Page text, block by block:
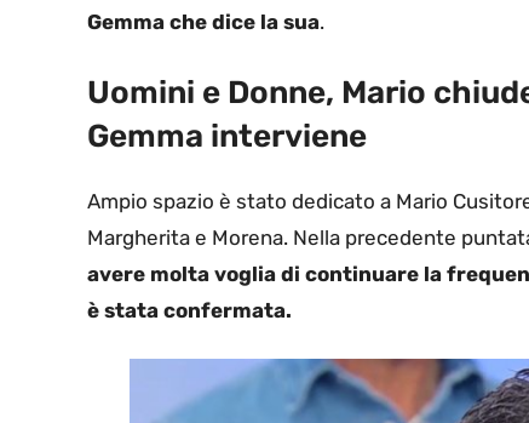
Gemma che dice la sua.
Uomini e Donne, Mario
Gemma interviene
Ampio spazio è stato dedicato a Mario
Margherita e Morena. Nella precedente
avere molta voglia di continuare la
è stata confermata.